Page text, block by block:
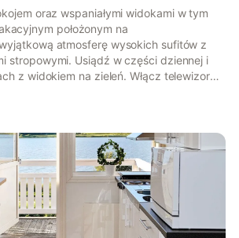
oraz wspaniałymi widokami w tym
położonym na
atmosferę wysokich sufitów z
stropowymi. Usiądź w części dziennej i
z widokiem na zieleń. Włącz telewizor
posiłki w kuchni w stylu rustykalnym i
z widokiem na staw. Taras umożliwia
na świeżym powietrzu lub spokojne
rozl...